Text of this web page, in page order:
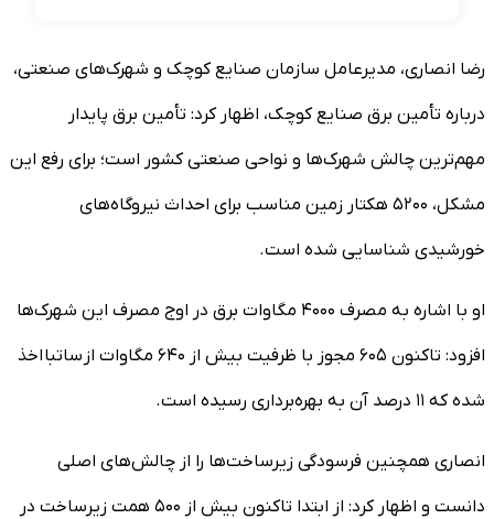
رضا انصاری، مدیرعامل سازمان صنایع کوچک و شهرک‌های صنعتی،
درباره تأمین برق صنایع کوچک، اظهار کرد: تأمین برق پایدار
مهم‌ترین چالش شهرک‌ها و نواحی صنعتی کشور است؛ برای رفع این
مشکل، ۵۲۰۰ هکتار زمین مناسب برای احداث نیروگاه‌های
خورشیدی شناسایی شده است.
او با اشاره به مصرف ۴۰۰۰ مگاوات برق در اوج مصرف این شهرک‌ها
افزود: تاکنون ۶۰۵ مجوز با ظرفیت بیش از ۶۴۰ مگاوات از ساتبا اخذ
شده که ۱۱ درصد آن به بهره‌برداری رسیده است.
انصاری همچنین فرسودگی زیرساخت‌ها را از چالش‌های اصلی
دانست و اظهار کرد: از ابتدا تاکنون بیش از ۵۰۰ همت زیرساخت در